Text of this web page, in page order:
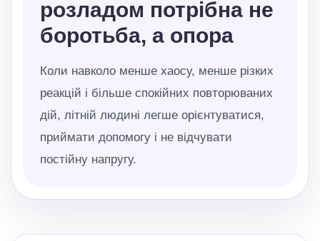
розладом потрібна не
боротьба, а опора
Коли навколо менше хаосу, менше різких
реакцій і більше спокійних повторюваних
дій, літній людині легше орієнтуватися,
приймати допомогу і не відчувати
постійну напругу.